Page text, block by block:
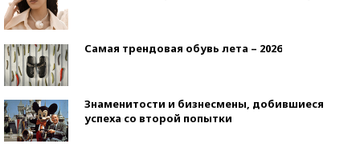
Самая трендовая обувь лета – 2026
Знаменитости и бизнесмены, добившиеся
успеха со второй попытки